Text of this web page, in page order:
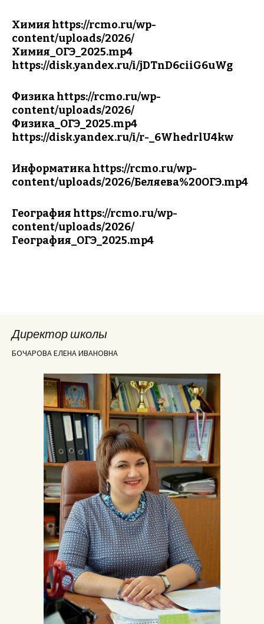
Химия https://rcmo.ru/wp-
content/uploads/2026/
Химия_ОГЭ_2025.mp4
https://disk.yandex.ru/i/jDTnD6ciiG6uWg
Физикаhttps://rcmo.ru/wp-
content/uploads/2026/
Физика_ОГЭ_2025.mp4
https://disk.yandex.ru/i/r-_6WhedrlU4kw
Информатикаhttps://rcmo.ru/wp-
content/uploads/2026/Беляева%20ОГЭ.mp4
География https://rcmo.ru/wp-
content/uploads/2026/
География_ОГЭ_2025.mp4
Директор школы
БОЧАРОВА ЕЛЕНА ИВАНОВНА